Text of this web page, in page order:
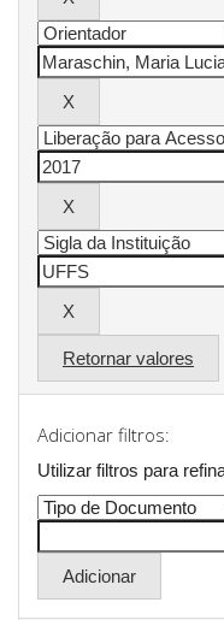
Retornar valores
Adicionar filtros:
Utilizar filtros para